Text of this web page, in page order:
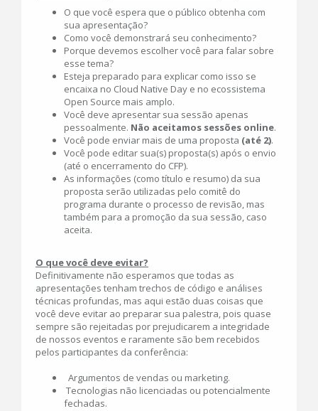
O que você espera que o público obtenha com
sua apresentação?
Como você demonstrará seu conhecimento?
Porque devemos escolher você para falar sobre
esse tema?
Esteja preparado para explicar como isso se
encaixa no Cloud Native Day e no ecossistema
Open Source mais amplo.
Você deve apresentar sua sessão apenas
pessoalmente. Não aceitamos sessões online.
Você pode enviar mais de uma proposta (até 2).
Você pode editar sua(s) proposta(s) após o envio
(até o encerramento do CFP).
As informações (como título e resumo) da sua
proposta serão utilizadas pelo comitê do
programa durante o processo de revisão, mas
também para a promoção da sua sessão, caso
aceita.
O que você deve evitar?
Definitivamente não esperamos que todas as
apresentações tenham trechos de código e análises
técnicas profundas, mas aqui estão duas coisas que
você deve evitar ao preparar sua palestra, pois quase
sempre são rejeitadas por prejudicarem a integridade
de nossos eventos e raramente são bem recebidos
pelos participantes da conferência:
Argumentos de vendas ou marketing.
Tecnologias não licenciadas ou potencialmente
fechadas.